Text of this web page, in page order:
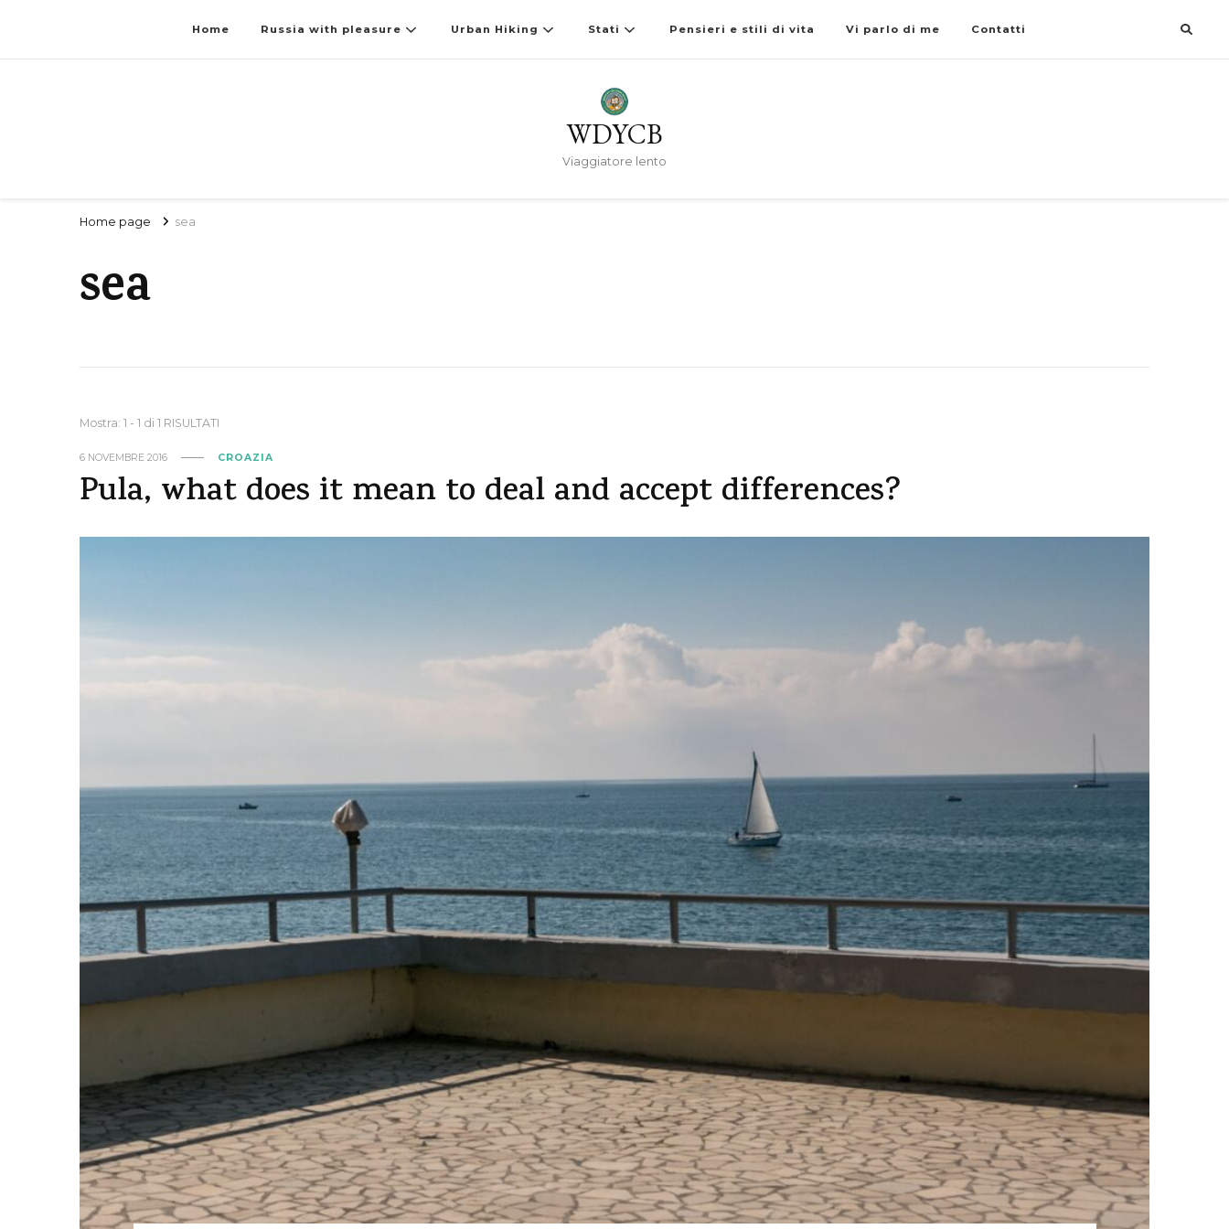
Home Russia with pleasure Urban Hiking Stati Pensieri e stili di vita Vi parlo di me Contatti
WDYCB
Viaggiatore lento
Home page sea
sea
Mostra: 1 - 1 di 1 RISULTATI
6 NOVEMBRE 2016 CROAZIA
Pula, what does it mean to deal and accept differences?